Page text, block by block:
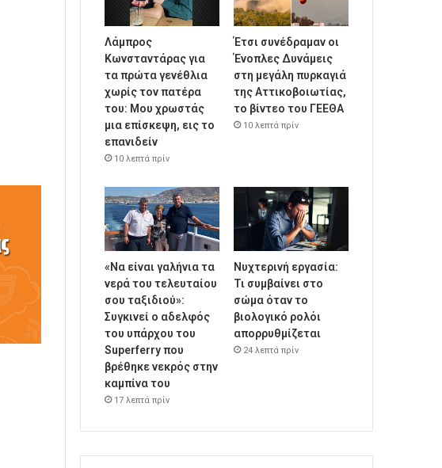
Λάμπρος
Κωνσταντάρας για
τα πρώτα γενέθλια
χωρίς τον πατέρα
του: Μου χρωστάς
μια επίσκεψη, εις το
επανιδείν
10 λεπτά πρίν
Έτσι συνέδραμαν οι
Ένοπλες Δυνάμεις
στη μεγάλη πυρκαγιά
της Αττικοβοιωτίας,
το βίντεο του ΓΕΕΘΑ
10 λεπτά πρίν
«Να είναι γαλήνια τα
νερά του τελευταίου
σου ταξιδιού»:
Συγκινεί ο αδελφός
του υπάρχου του
Superferry που
βρέθηκε νεκρός στην
καμπίνα του
17 λεπτά πρίν
Νυχτερινή εργασία:
Τι συμβαίνει στο
σώμα όταν το
βιολογικό ρολόι
απορρυθμίζεται
24 λεπτά πρίν